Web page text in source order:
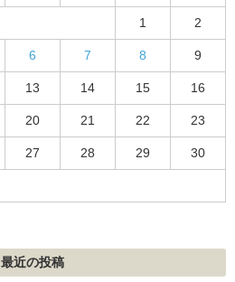
1 2
6 7 8 9
13 14 15 16
20 21 22 23
27 28 29 30
最近の投稿